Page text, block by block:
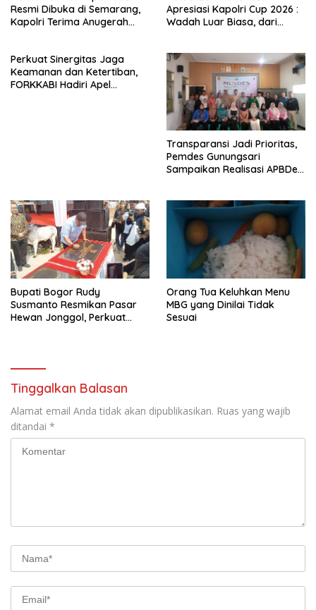
Resmi Dibuka di Semarang,
Kapolri Terima Anugerah
Apresiasi Kapolri Cup 2026 :
Wadah Luar Biasa, dari
Perkuat Sinergitas Jaga
Keamanan dan Ketertiban,
FORKKABI Hadiri Apel
Transparansi Jadi Prioritas,
Pemdes Gunungsari
Sampaikan Realisasi APBDes
Bupati Bogor Rudy
Susmanto Resmikan Pasar
Hewan Jonggol, Perkuat
Orang Tua Keluhkan Menu
MBG yang Dinilai Tidak
Sesuai
Tinggalkan Balasan
Alamat email Anda tidak akan dipublikasikan. Ruas yang wajib
ditandai *